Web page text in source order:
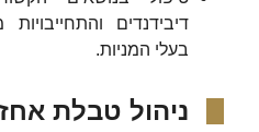
דיבידנדים
בעלי המניות.
ניהול טבלת